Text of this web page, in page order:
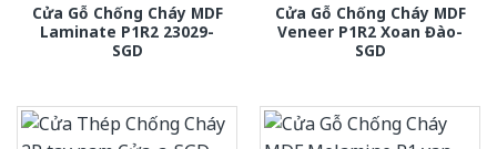
Cửa Gỗ Chống Cháy MDF
Laminate P1R2 23029-
SGD
Cửa Gỗ Chống Cháy MDF
Veneer P1R2 Xoan Đào-
SGD